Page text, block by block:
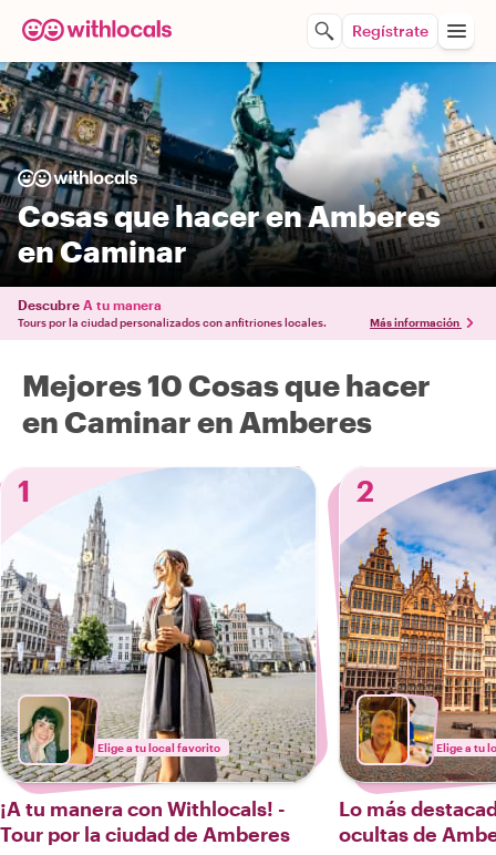
Regístrate
Cosas que hacer en Amberes
en Caminar
Descubre A tu manera
Tours por la ciudad personalizados con anfitriones locales. Más información
Mejores 10 Cosas que hacer
en Caminar en Amberes
1
Elige a tu local favorito
¡A tu manera con Withlocals! -
Tour por la ciudad de Amberes
2
Elige a tu
Lo más
ocultas de